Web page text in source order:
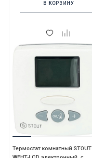
В КОРЗИНУ
Термостат комнатный STOUT